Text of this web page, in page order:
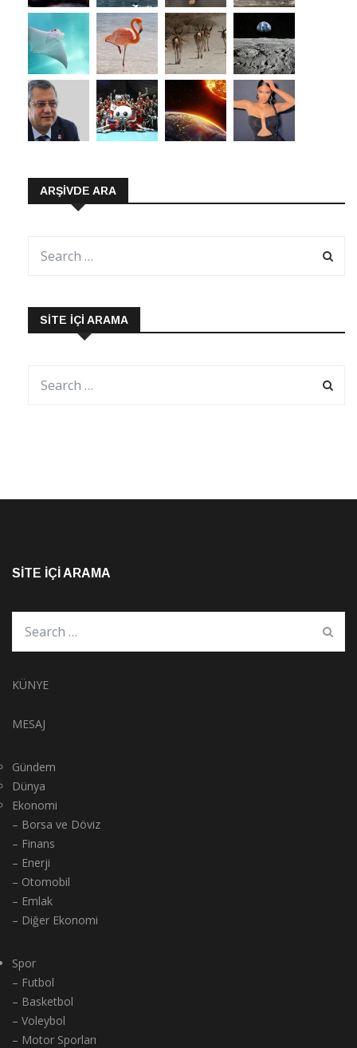
ARŞIVDE ARA
SITE İÇI ARAMA
SITE İÇI ARAMA
KÜNYE
MESAJ
Gündem
Dünya
Ekonomi
– Borsa ve Döviz
– Finans
– Enerji
– Otomobil
– Emlak
– Diğer Ekonomi
Spor
– Futbol
– Basketbol
– Voleybol
– Motor Sporları